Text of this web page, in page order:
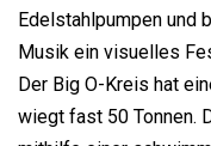
Edelstahlpumpen und
Musik ein visuelles
Der Big O-Kreis hat
wiegt fast 50 Tonnen.